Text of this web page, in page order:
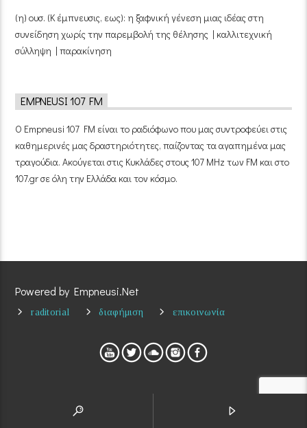
(η) ουσ. (Κ έμπνευσις, εως): η ξαφνική γένεση μιας ιδέας στη
συνείδηση χωρίς την παρεμβολή της θέλησης | καλλιτεχνική
σύλληψη | παρακίνηση
EMPNEUSI 107 FM
Ο Empneusi 107 FM είναι το ραδιόφωνο που μας συντροφεύει στις
καθημερινές μας δραστηριότητες, παίζοντας τα αγαπημένα μας
τραγούδια. Ακούγεται στις Κυκλάδες στους 107 MHz των FM και στο
107.gr σε όλη την Ελλάδα και τον κόσμο.
Powered by Empneusi.Net
raditorial διαφήμιση επικοινωνία